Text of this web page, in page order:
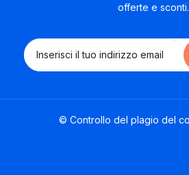
offerte e sconti.
© Controllo del plagio del